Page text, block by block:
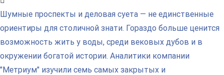
Шумные проспекты и деловая суета — не единственные
ориентиры для столичной знати. Гораздо больше ценится
возможность жить у воды, среди вековых дубов и в
окружении богатой истории. Аналитики компании
"Метриум" изучили семь самых закрытых и